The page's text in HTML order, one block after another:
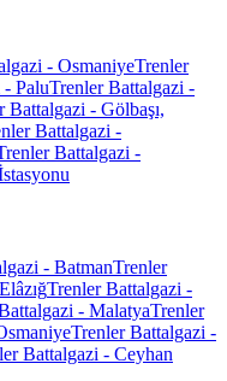
- OsmaniyeTrenler
PaluTrenler Battalgazi -
Battalgazi - Gölbaşı,
Battalgazi -
Battalgazi -
- BatmanTrenler
Trenler Battalgazi -
- MalatyaTrenler
Trenler Battalgazi -
Battalgazi - Ceyhan